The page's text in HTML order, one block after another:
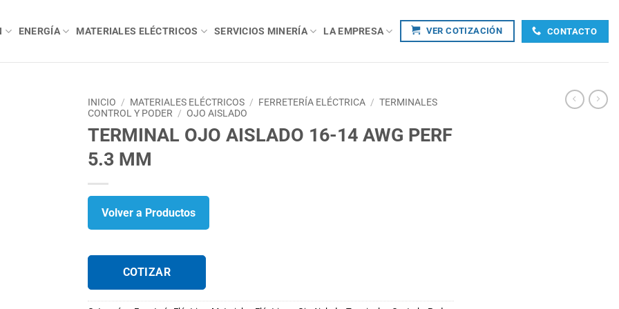
ENERGÍA MATERIALES ELÉCTRICOS SERVICIOS MINERÍA LA EMPRESA VER COTIZACIÓN CONTACTO
INICIO / MATERIALES ELÉCTRICOS / FERRETERÍA ELÉCTRICA / TERMINALES
CONTROL Y PODER / OJO AISLADO
TERMINAL OJO AISLADO 16-14 AWG PERF
5.3 MM
Volver a Productos
COTIZAR